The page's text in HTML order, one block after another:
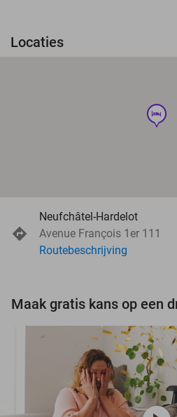
Locaties
hotel
Neufchâtel-Hardelot
Avenue François 1er 111
Routebeschrijving